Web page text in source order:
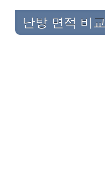
난방 면적 비교